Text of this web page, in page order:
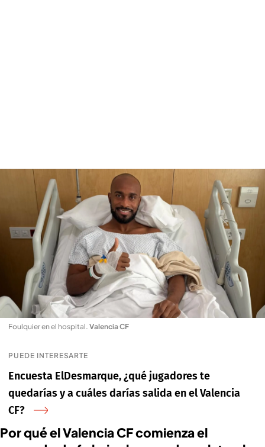
Foulquier en el hospital. Valencia CF
PUEDE INTERESARTE
Encuesta ElDesmarque, ¿qué jugadores te
quedarías y a cuáles darías salida en el Valencia
CF?
Por qué el Valencia CF comienza el